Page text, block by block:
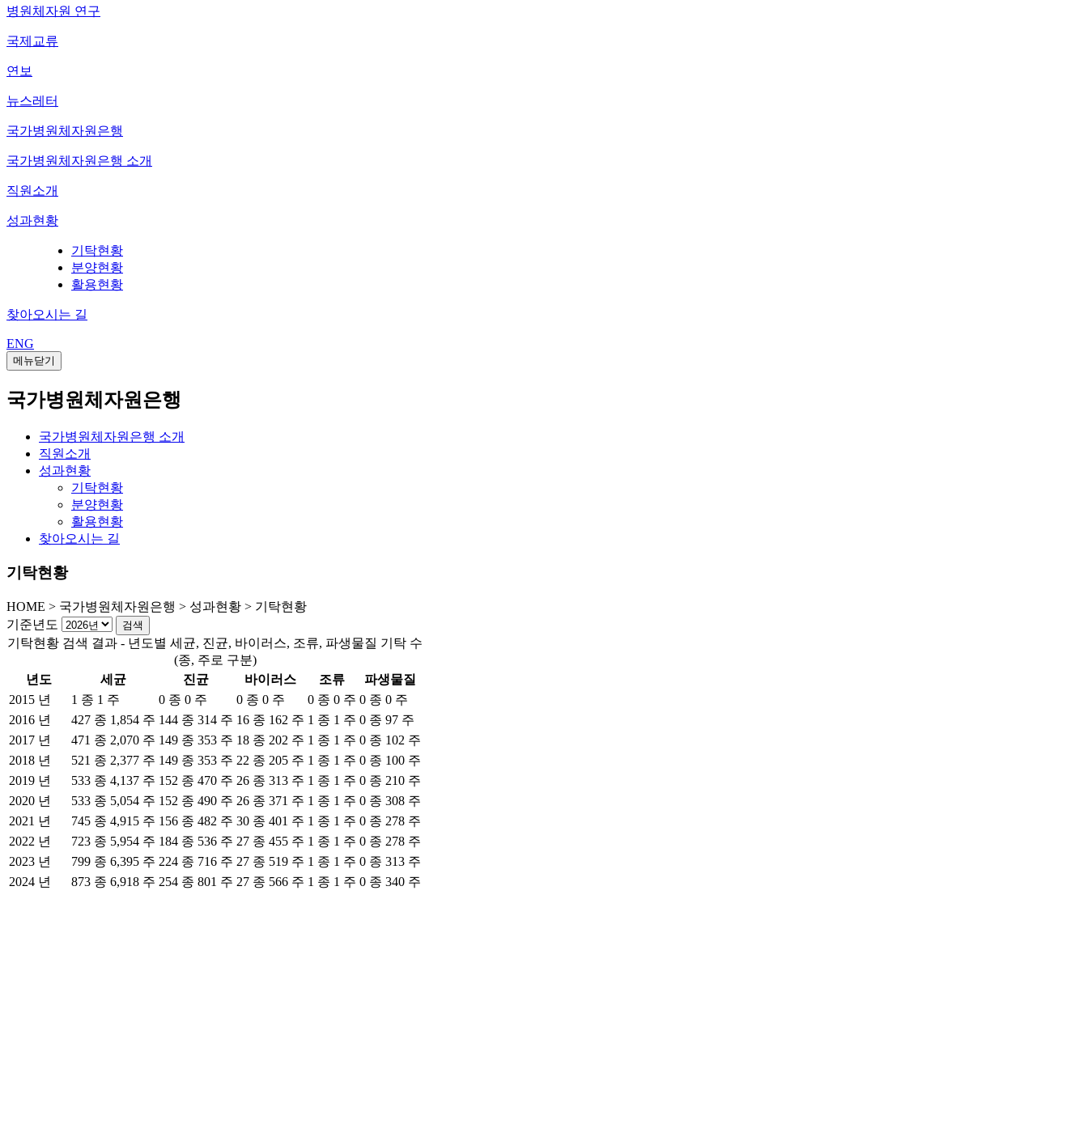
병원체자원 연구
국제교류
연보
뉴스레터
국가병원체자원은행
국가병원체자원은행 소개
직원소개
성과현황
기탁현황
분양현황
활용현황
찾아오시는 길
ENG
메뉴닫기
국가병원체자원은행
국가병원체자원은행 소개
직원소개
성과현황
기탁현황
분양현황
활용현황
찾아오시는 길
기탁현황
HOME > 국가병원체자원은행 > 성과현황 > 기탁현황
기준년도
기탁현황 검색 결과 - 년도별 세균, 진균, 바이러스, 조류, 파생물질 기탁 수
(종, 주로 구분)
년도
세균 진균 바이러스 조류
파생물질
2015 년
1 종 1 주 0 종 0 주 0 종 0 주 0 종 0 주 0 종 0 주
2016 년
427 종 1,854 주 144 종 314 주 16 종 162 주 1 종 1 주 0 종 97 주
2017 년
471 종 2,070 주 149 종 353 주 18 종 202 주 1 종 1 주 0 종 102 주
2018 년
521 종 2,377 주 149 종 353 주 22 종 205 주 1 종 1 주 0 종 100 주
2019 년
533 종 4,137 주 152 종 470 주 26 종 313 주 1 종 1 주 0 종 210 주
2020 년
533 종 5,054 주 152 종 490 주 26 종 371 주 1 종 1 주 0 종 308 주
2021 년
745 종 4,915 주 156 종 482 주 30 종 401 주 1 종 1 주 0 종 278 주
2022 년
723 종 5,954 주 184 종 536 주 27 종 455 주 1 종 1 주 0 종 278 주
2023 년
799 종 6,395 주 224 종 716 주 27 종 519 주 1 종 1 주 0 종 313 주
2024 년
873 종 6,918 주 254 종 801 주 27 종 566 주 1 종 1 주 0 종 340 주